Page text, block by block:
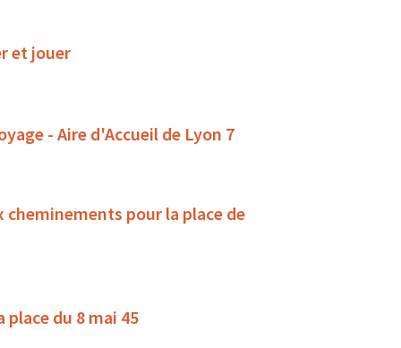
et jouer
- Aire d'Accueil de Lyon 7
pour la place de
place du 8 mai 45